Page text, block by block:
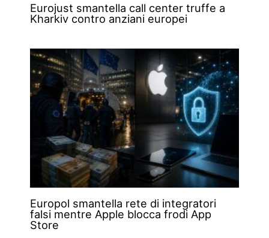
Eurojust smantella call center truffe a
Kharkiv contro anziani europei
Europol smantella rete di integratori
falsi mentre Apple blocca frodi App
Store